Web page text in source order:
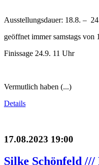
Ausstellungsdauer: 18.8. –
geöffnet immer samstags von
Finissage 24.9. 11 Uhr
Vermutlich haben (...)
Details
17.08.2023 19:00
Silke Schönfeld